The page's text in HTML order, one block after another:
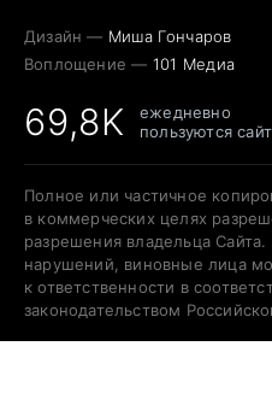
Дизайн — Миша Гончаров
Воплощение — 101 Медиа
69,8K
ежедневно
пользуются
Полное или частичное
в коммерческих целях
разрешения владельца
нарушений, виновные лица
к ответственности в
законодательством